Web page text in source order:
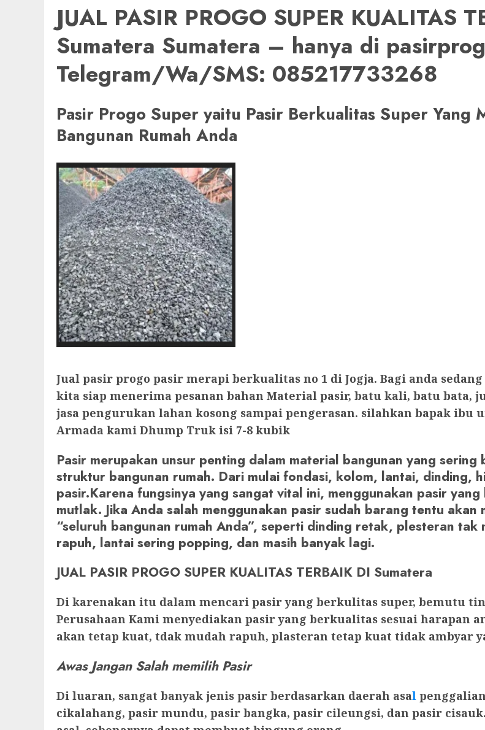
JUAL PASIR PROGO SUPER KUALITAS
Sumatera Sumatera – hanya di
Telegram/Wa/SMS: 085217733268
Pasir Progo Super yaitu Pasir Berkualitas Super Yang
Bangunan Rumah Anda
Jual pasir progo pasir merapi berkualitas no 1 di Jogja. Bagi anda
kita siap menerima pesanan bahan Material pasir, batu kali, batu bata,
jasa pengurukan lahan kosong sampai pengerasan. silahkan bapak ibu
Armada kami Dhump Truk isi 7-8 kubik
Pasir merupakan unsur penting dalam material bangunan yang
struktur bangunan rumah. Dari mulai fondasi, kolom, lantai, dinding,
pasir.Karena fungsinya yang sangat vital ini, menggunakan pasir
mutlak. Jika Anda salah menggunakan pasir sudah barang tentu
“seluruh bangunan rumah Anda”, seperti dinding retak, plesteran
rapuh, lantai sering popping, dan masih banyak lagi.
JUAL PASIR PROGO SUPER KUALITAS TERBAIK DI Sumatera
Di karenakan itu dalam mencari pasir yang berkulitas super, bemutu
Perusahaan Kami menyediakan pasir yang berkualitas sesuai harapan
akan tetap kuat, tdak mudah rapuh, plasteran tetap kuat tidak ambyar
Awas Jangan Salah memilih Pasir
Di luaran, sangat banyak jenis pasir berdasarkan daerah asal
cikalahang, pasir mundu, pasir bangka, pasir cileungsi, dan pasir